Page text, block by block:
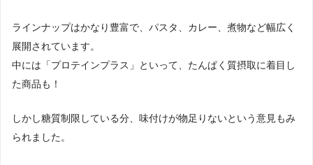
ラインナップはかなり豊富で、パスタ、カレー、煮物など幅広く
展開されています。
中には「プロテインプラス」といって、たんぱく質摂取に着目し
た商品も！
しかし糖質制限している分、味付けが物足りないという意見もみ
られました。